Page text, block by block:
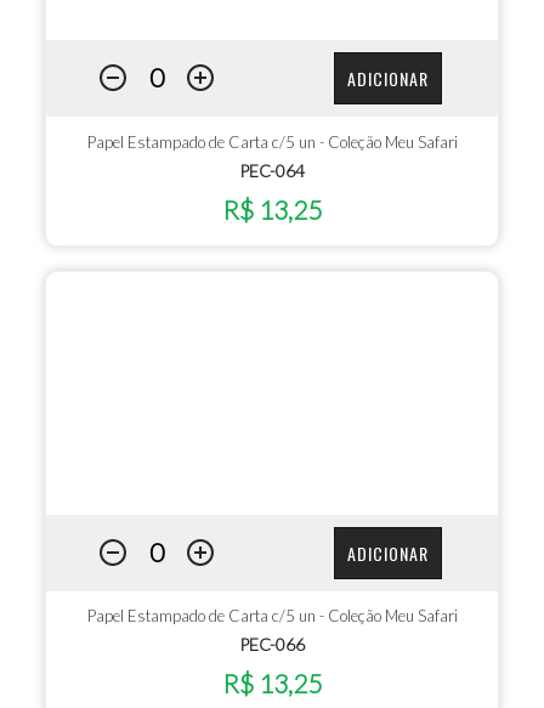
ADICIONAR
Papel Estampado de Carta c/5 un - Coleção Meu Safari
PEC-064
R$ 13,25
ADICIONAR
Papel Estampado de Carta c/5 un - Coleção Meu Safari
PEC-066
R$ 13,25